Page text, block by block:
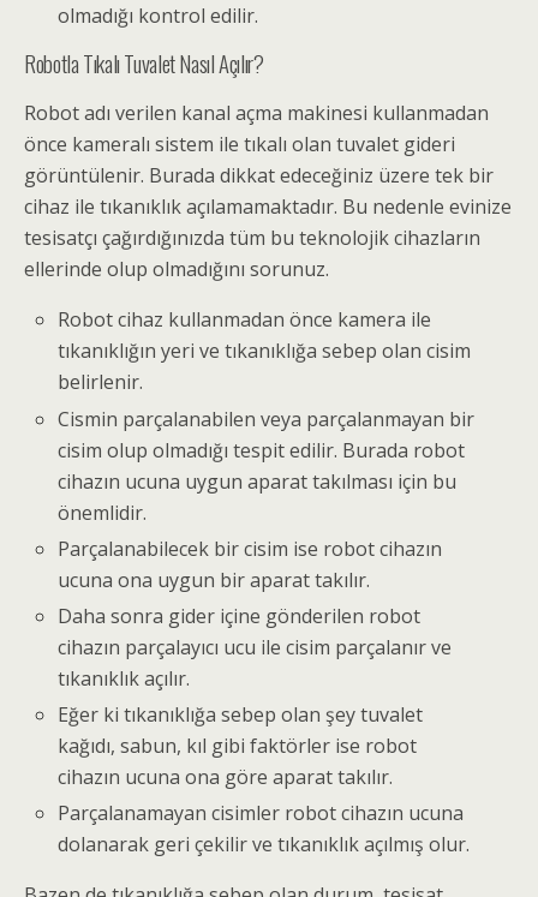
olmadığı kontrol edilir.
Robotla Tıkalı Tuvalet Nasıl Açılır?
Robot adı verilen kanal açma makinesi kullanmadan
önce kameralı sistem ile tıkalı olan tuvalet gideri
görüntülenir. Burada dikkat edeceğiniz üzere tek bir
cihaz ile tıkanıklık açılamamaktadır. Bu nedenle evinize
tesisatçı çağırdığınızda tüm bu teknolojik cihazların
ellerinde olup olmadığını sorunuz.
Robot cihaz kullanmadan önce kamera ile
tıkanıklığın yeri ve tıkanıklığa sebep olan cisim
belirlenir.
Cismin parçalanabilen veya parçalanmayan bir
cisim olup olmadığı tespit edilir. Burada robot
cihazın ucuna uygun aparat takılması için bu
önemlidir.
Parçalanabilecek bir cisim ise robot cihazın
ucuna ona uygun bir aparat takılır.
Daha sonra gider içine gönderilen robot
cihazın parçalayıcı ucu ile cisim parçalanır ve
tıkanıklık açılır.
Eğer ki tıkanıklığa sebep olan şey tuvalet
kağıdı, sabun, kıl gibi faktörler ise robot
cihazın ucuna ona göre aparat takılır.
Parçalanamayan cisimler robot cihazın ucuna
dolanarak geri çekilir ve tıkanıklık açılmış olur.